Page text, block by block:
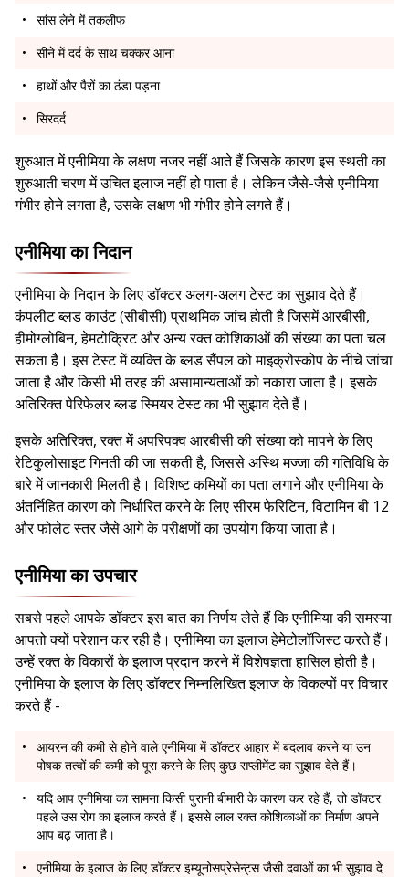
सांस लेने में तकलीफ
सीने में दर्द के साथ चक्कर आना
हाथों और पैरों का ठंडा पड़ना
सिरदर्द
शुरुआत में एनीमिया के लक्षण नजर नहीं आते हैं जिसके कारण इस स्थती का
शुरुआती चरण में उचित इलाज नहीं हो पाता है। लेकिन जैसे-जैसे एनीमिया
गंभीर होने लगता है, उसके लक्षण भी गंभीर होने लगते हैं।
एनीमिया का निदान
एनीमिया के निदान के लिए डॉक्टर अलग-अलग टेस्ट का सुझाव देते हैं।
कंपलीट ब्लड काउंट (सीबीसी) प्राथमिक जांच होती है जिसमें आरबीसी,
हीमोग्लोबिन, हेमटोक्रिट और अन्य रक्त कोशिकाओं की संख्या का पता चल
सकता है। इस टेस्ट में व्यक्ति के ब्लड सैंपल को माइक्रोस्कोप के नीचे जांचा
जाता है और किसी भी तरह की असामान्यताओं को नकारा जाता है। इसके
अतिरिक्त पेरिफेलर ब्लड स्मियर टेस्ट का भी सुझाव देते हैं।
इसके अतिरिक्त, रक्त में अपरिपक्व आरबीसी की संख्या को मापने के लिए
रेटिकुलोसाइट गिनती की जा सकती है, जिससे अस्थि मज्जा की गतिविधि के
बारे में जानकारी मिलती है। विशिष्ट कमियों का पता लगाने और एनीमिया के
अंतर्निहित कारण को निर्धारित करने के लिए सीरम फेरिटिन, विटामिन बी 12
और फोलेट स्तर जैसे आगे के परीक्षणों का उपयोग किया जाता है।
एनीमिया का उपचार
सबसे पहले आपके डॉक्टर इस बात का निर्णय लेते हैं कि एनीमिया की समस्या
आपतो क्यों परेशान कर रही है। एनीमिया का इलाज हेमेटोलॉजिस्ट करते हैं।
उन्हें रक्त के विकारों के इलाज प्रदान करने में विशेषज्ञता हासिल होती है।
एनीमिया के इलाज के लिए डॉक्टर निम्नलिखित इलाज के विकल्पों पर विचार
करते हैं -
आयरन की कमी से होने वाले एनीमिया में डॉक्टर आहार में बदलाव करने या उन
पोषक तत्वों की कमी को पूरा करने के लिए कुछ सप्लीमेंट का सुझाव देते हैं।
यदि आप एनीमिया का सामना किसी पुरानी बीमारी के कारण कर रहे हैं, तो डॉक्टर
पहले उस रोग का इलाज करते हैं। इससे लाल रक्त कोशिकाओं का निर्माण अपने
आप बढ़ जाता है।
एनीमिया के इलाज के लिए डॉक्टर इम्यूनोसप्रेसेन्ट्स जैसी दवाओं का भी सुझाव दे